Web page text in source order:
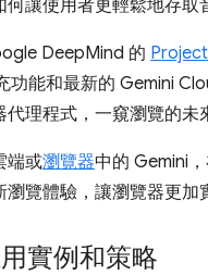
讓使用者更輕鬆地存取
DeepMind 的
功能和最新的 Gemini
理程式，一窺瀏覽的未
端或瀏覽器中的 Gemini
覽體驗，讓瀏覽器更加
實例和策略